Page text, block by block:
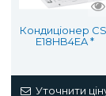
Кондиціонер
E18HB4EA *
Уточнити